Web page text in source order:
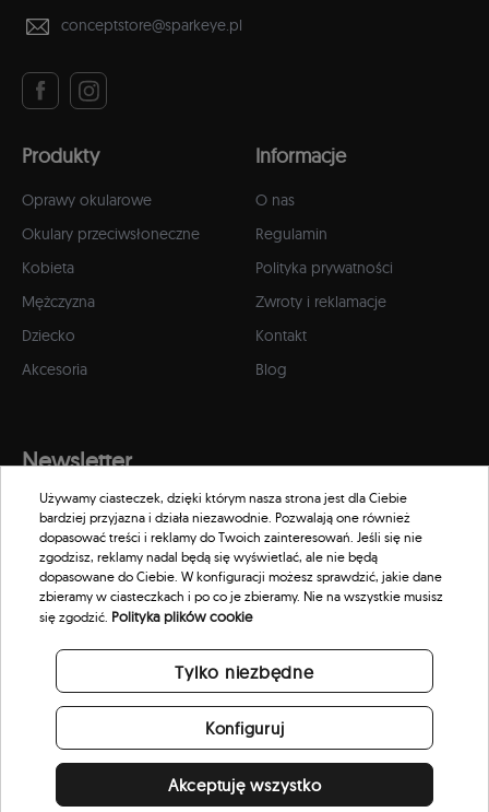
conceptstore@sparkeye.pl
Produkty
Oprawy okularowe
Okulary przeciwsłoneczne
Kobieta
Mężczyzna
Dziecko
Akcesoria
Informacje
O nas
Regulamin
Polityka prywatności
Zwroty i reklamacje
Kontakt
Blog
Newsletter
Zapisz się do naszego newslettera, aby otrzymywać informacje o
promocjach i nowościach w naszym sklepie.
© 2026 Scorpion Eyewear. All rights reserved
Używamy ciasteczek, dzięki którym nasza strona jest dla Ciebie
bardziej przyjazna i działa niezawodnie. Pozwalają one również
dopasować treści i reklamy do Twoich zainteresowań. Jeśli się nie
zgodzisz, reklamy nadal będą się wyświetlać, ale nie będą
dopasowane do Ciebie. W konfiguracji możesz sprawdzić, jakie dane
zbieramy w ciasteczkach i po co je zbieramy. Nie na wszystkie musisz
się zgodzić. Polityka plików cookie
Tylko niezbędne
Konfiguruj
Akceptuję wszystko